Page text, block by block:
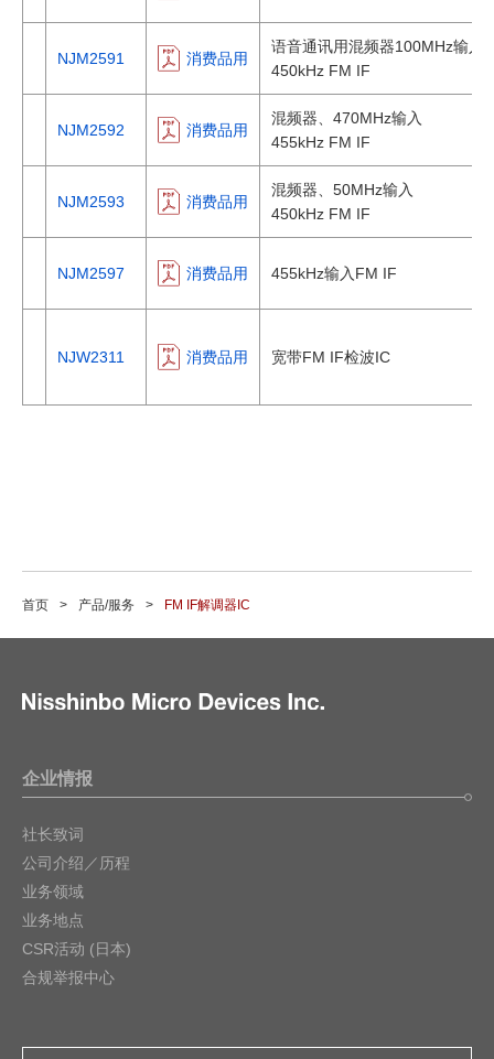
NJM2591 消费品用
语音通讯用混频器100MHz输入
450kHz FM IF
NJM2592 消费品用
混频器、470MHz输入
455kHz FM IF
NJM2593 消费品用
混频器、50MHz输入
450kHz FM IF
NJM2597 消费品用 455kHz输入FM IF
NJW2311 消费品用 宽带FM IF检波IC
首页 产品/服务 FM IF解调器IC
企业情报
社长致词
公司介绍／历程
业务领域
业务地点
CSR活动 (日本)
合规举报中心